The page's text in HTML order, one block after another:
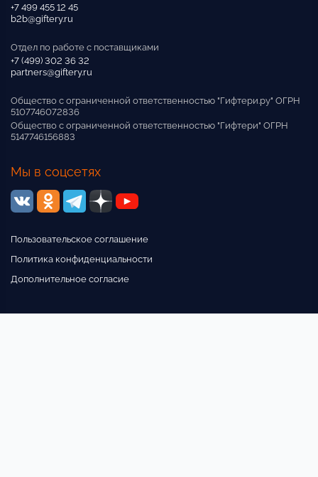
+7 499 455 12 45
b2b@giftery.ru
Отдел по работе с поставщиками
+7 (499) 302 36 32
partners@giftery.ru
Общество с ограниченной ответственностью "Гифтери.ру" ОГРН
5107746072836
Общество с ограниченной ответственностью "Гифтери" ОГРН
5147746156883
Мы в соцсетях
Пользовательское соглашение
Политика конфиденциальности
Дополнительное согласие